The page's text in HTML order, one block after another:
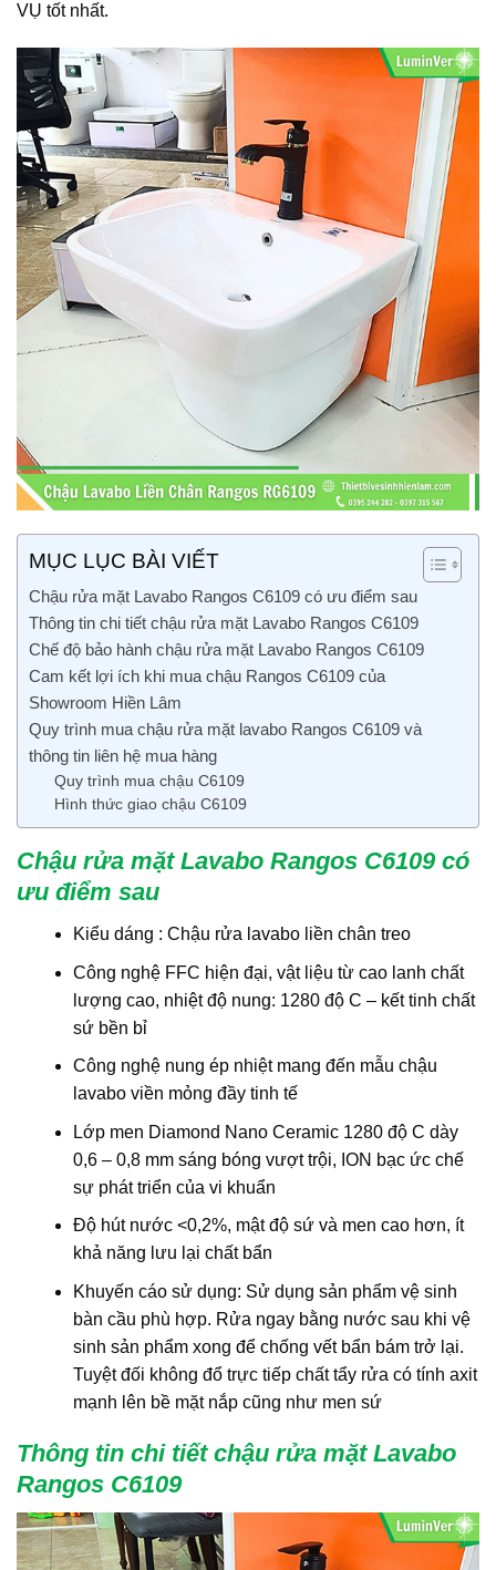
VỤ tốt nhất.
MỤC LỤC BÀI VIẾT
Chậu rửa mặt Lavabo Rangos C6109 có ưu điểm sau
Thông tin chi tiết chậu rửa mặt Lavabo Rangos C6109
Chế độ bảo hành chậu rửa mặt Lavabo Rangos C6109
Cam kết lợi ích khi mua chậu Rangos C6109 của
Showroom Hiền Lâm
Quy trình mua chậu rửa mặt lavabo Rangos C6109 và
thông tin liên hệ mua hàng
Quy trình mua chậu C6109
Hình thức giao chậu C6109
Chậu rửa mặt Lavabo Rangos C6109 có
ưu điểm sau
Kiểu dáng : Chậu rửa lavabo liền chân treo
Công nghệ FFC hiện đại, vật liệu từ cao lanh chất
lượng cao, nhiệt độ nung: 1280 độ C – kết tinh chất
sứ bền bỉ
Công nghệ nung ép nhiệt mang đến mẫu chậu
lavabo viền mỏng đầy tinh tế
Lớp men Diamond Nano Ceramic 1280 độ C dày
0,6 – 0,8 mm sáng bóng vượt trội, ION bạc ức chế
sự phát triển của vi khuẩn
Độ hút nước <0,2%, mật độ sứ và men cao hơn, ít
khả năng lưu lại chất bẩn
Khuyến cáo sử dụng: Sử dụng sản phẩm vệ sinh
bàn cầu phù hợp. Rửa ngay bằng nước sau khi vệ
sinh sản phẩm xong để chống vết bẩn bám trở lại.
Tuyệt đối không đổ trực tiếp chất tẩy rửa có tính axit
mạnh lên bề mặt nắp cũng như men sứ
Thông tin chi tiết chậu rửa mặt Lavabo
Rangos C6109